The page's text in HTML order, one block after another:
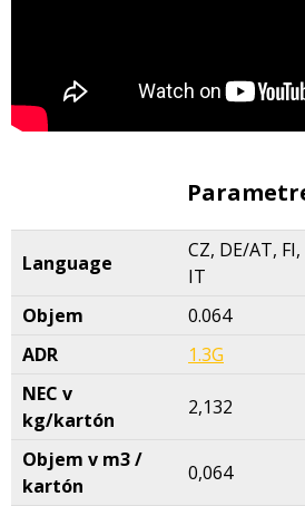
Language
CZ, DE/AT,
IT
Objem
0.064
ADR
1.3G
NEC v
kg/kartón
2,132
Objem v m3 /
kartón
0,064